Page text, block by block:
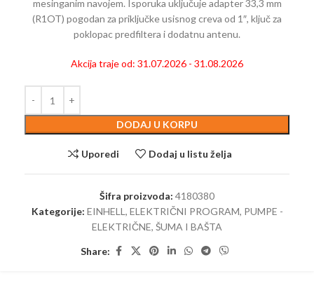
mesinganim navojem. Isporuka uključuje adapter 33,3 mm
(R1OT) pogodan za priključke usisnog creva od 1″, ključ za
poklopac predfiltera i dodatnu antenu.
Akcija traje od: 31.07.2026 - 31.08.2026
DODAJ U KORPU
Uporedi Dodaj u listu želja
Šifra proizvoda: 4180380
Kategorije: EINHELL , ELEKTRIČNI PROGRAM, PUMPE -
ELEKTRIČNE, ŠUMA I BAŠTA
Share: